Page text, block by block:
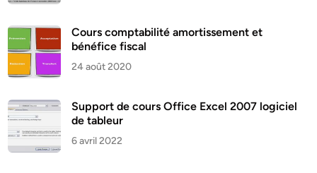
Cours comptabilité amortissement et
bénéfice fiscal
24 août 2020
Support de cours Office Excel 2007 logiciel
de tableur
6 avril 2022